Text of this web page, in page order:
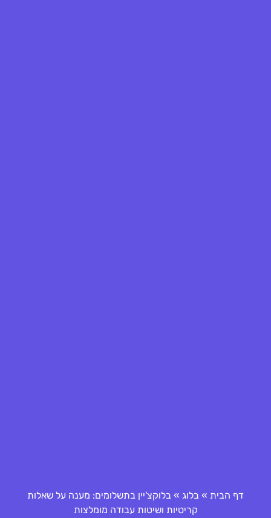
דף הבית » בלוג » בלוקצ'יין בתשלומים: מענה על שאלות
קריטיות ושיטות עבודה מומלצות